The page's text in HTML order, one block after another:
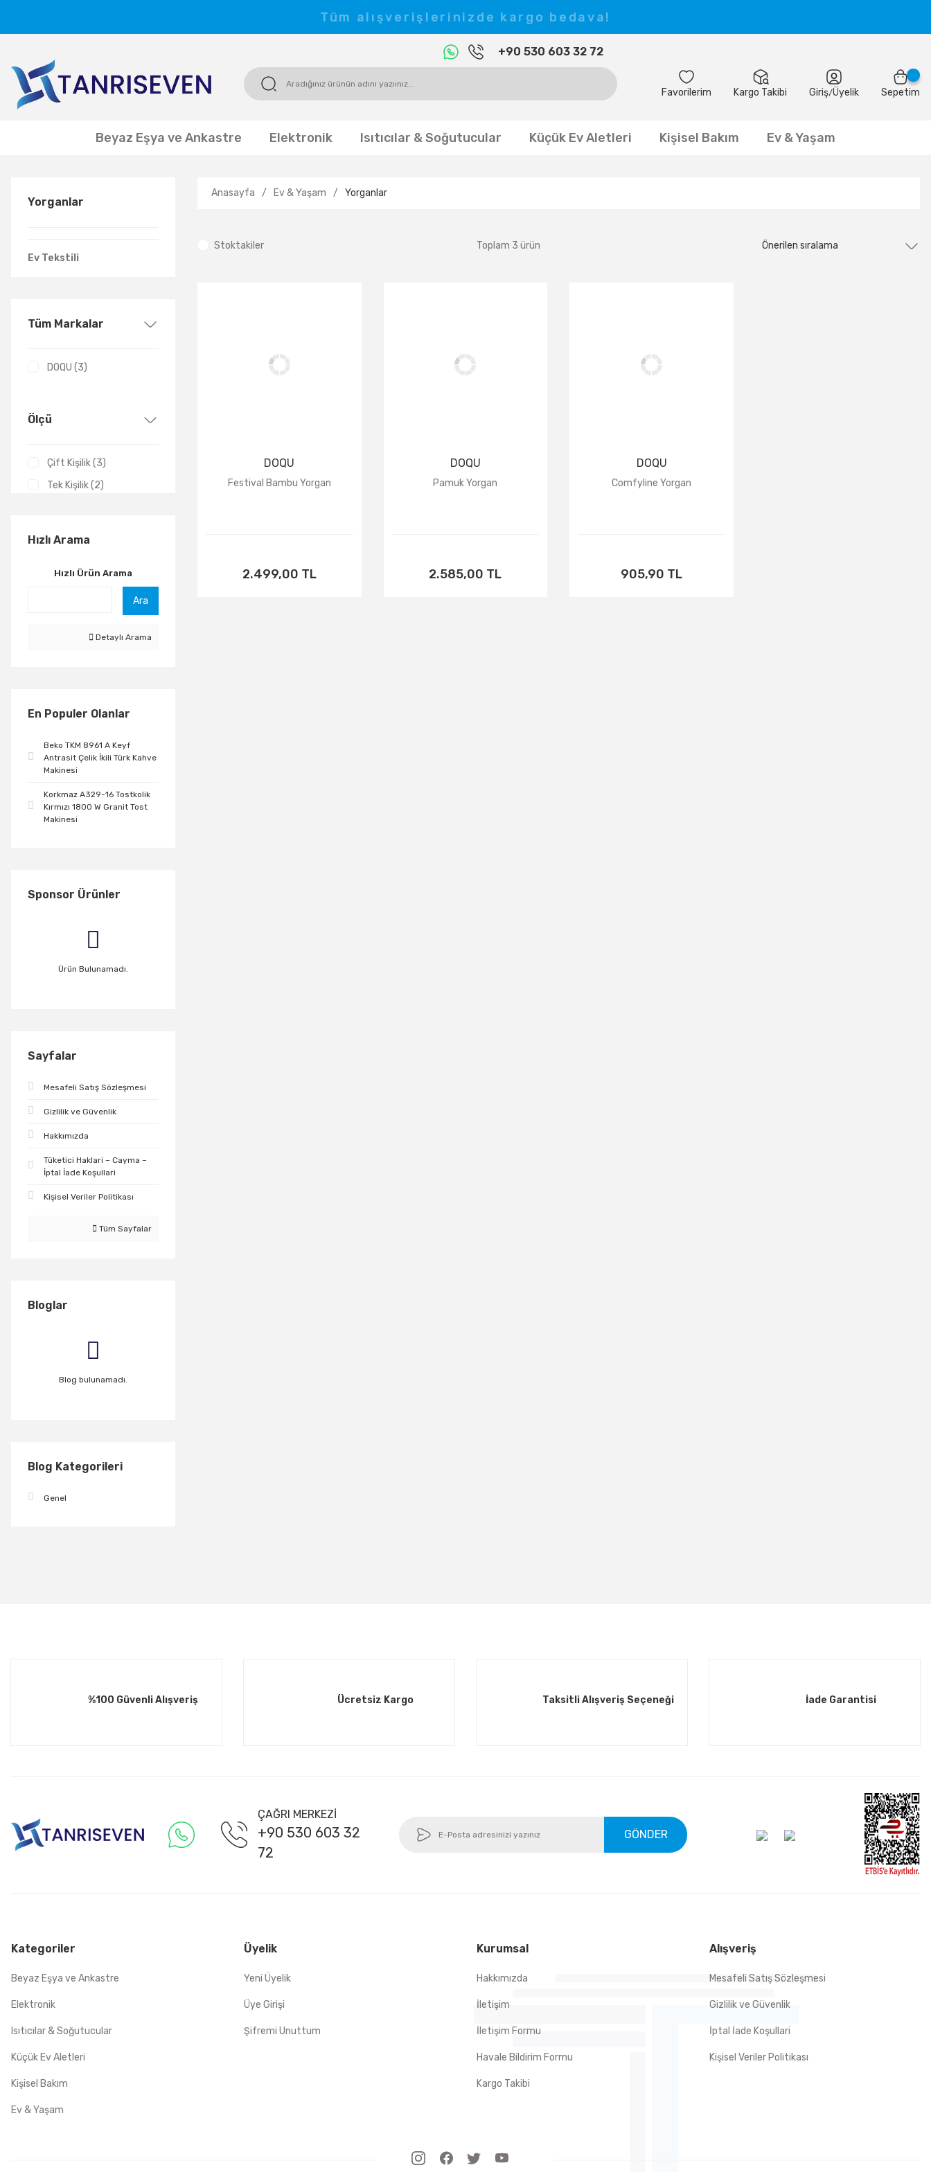
Tüm alışverişlerinizde kargo bedava!
+90 530 603 32 72
Favorilerim Kargo Takibi Giriş/Üyelik Sepetim
Beyaz Eşya ve Ankastre Elektronik Isıtıcılar & Soğutucular Küçük Ev Aletleri Kişisel Bakım Ev & Yaşam
Yorganlar
Ev Tekstili
Tüm Markalar
DOQU (3)
Ölçü
Çift Kişilik (3)
Tek Kişilik (2)
Hızlı Arama
Hızlı Ürün Arama
Ara
Detaylı Arama
En Populer Olanlar
Beko TKM 8961 A Keyf
Antrasit Çelik İkili Türk Kahve
Makinesi
Korkmaz A329-16 Tostkolik
Kırmızı 1800 W Granit Tost
Makinesi
Sponsor Ürünler
Ürün Bulunamadı.
Sayfalar
Mesafeli Satış Sözleşmesi
Gizlilik ve Güvenlik
Hakkımızda
Tüketici Haklari – Cayma –
İptal İade Koşullari
Kişisel Veriler Politikası
Tüm Sayfalar
Bloglar
Blog bulunamadı.
Blog Kategorileri
Genel
Anasayfa Ev & Yaşam Yorganlar
Stoktakiler Toplam 3 ürün
TÜKENDİ
DOQU
Festival Bambu Yorgan
2.499,00 TL
TÜKENDİ
DOQU
Pamuk Yorgan
2.585,00 TL
TÜKENDİ
DOQU
Comfyline Yorgan
905,90 TL
%100 Güvenli Alışveriş Ücretsiz Kargo Taksitli Alışveriş Seçeneği İade Garantisi
ÇAĞRI MERKEZİ
+90 530 603 32
72
GÖNDER
Kategoriler
Beyaz Eşya ve Ankastre
Elektronik
Isıtıcılar & Soğutucular
Küçük Ev Aletleri
Kişisel Bakım
Ev & Yaşam
Üyelik
Yeni Üyelik
Üye Girişi
Şifremi Unuttum
Kurumsal
Hakkımızda
İletişim
İletişim Formu
Havale Bildirim Formu
Kargo Takibi
Alışveriş
Mesafeli Satış Sözleşmesi
Gizlilik ve Güvenlik
İptal İade Koşullari
Kişisel Veriler Politikası